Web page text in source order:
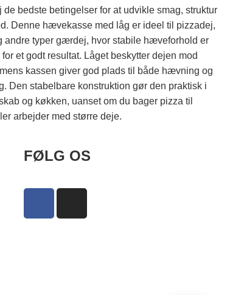
de bedste betingelser for at udvikle smag, struktur
Denne hævekasse med låg er ideel til pizzadej,
andre typer gærdej, hvor stabile hæveforhold er
et godt resultat. Låget beskytter dejen mod
kassen giver god plads til både hævning og
Den stabelbare konstruktion gør den praktisk i
og køkken, uanset om du bager pizza til
arbejder med større deje.
FØLG OS